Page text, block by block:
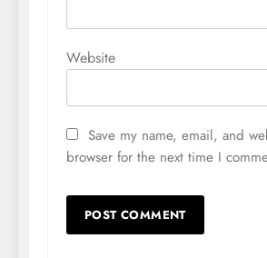
Website
Save my name, email, and
browser for the next time I